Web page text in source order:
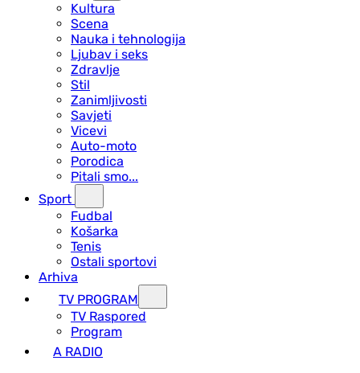
Kultura
Scena
Nauka i tehnologija
Ljubav i seks
Zdravlje
Stil
Zanimljivosti
Savjeti
Vicevi
Auto-moto
Porodica
Pitali smo...
Sport
Fudbal
Košarka
Tenis
Ostali sportovi
Arhiva
TV PROGRAM
ТV Raspored
Program
A RADIO